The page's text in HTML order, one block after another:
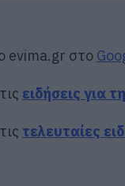
evima.gr στο
ειδήσεις για
τελευταίες